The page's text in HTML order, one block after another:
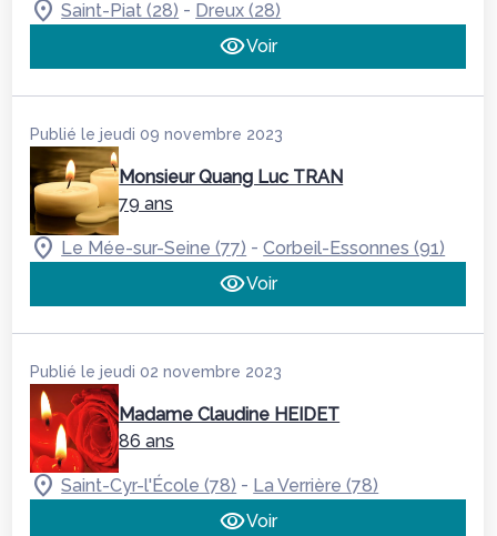
Saint-Piat (28) - Dreux (28)
Voir
Publié le jeudi 09 novembre 2023
Monsieur Quang Luc TRAN
79 ans
Le Mée-sur-Seine (77) -Corbeil-Essonnes (91)
Voir
Publié le jeudi 02 novembre 2023
Madame Claudine HEIDET
86 ans
Saint-Cyr-l'École (78) - La Verrière (78)
Voir